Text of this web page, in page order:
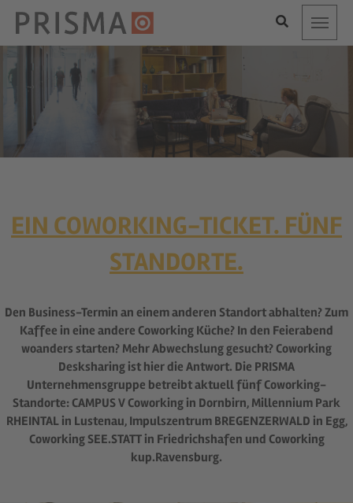
EIN COWORKING-TICKET. FÜNF
STANDORTE.
Den Business-Termin an einem anderen Standort abhalten? Zum
Kaffee in eine andere Coworking Küche? In den Feierabend
woanders starten? Mehr Abwechslung gesucht? Coworking
Desksharing ist hier die Antwort. Die PRISMA
Unternehmensgruppe betreibt aktuell fünf Coworking-
Standorte: CAMPUS V Coworking in Dornbirn, Millennium Park
RHEINTAL in Lustenau, Impulszentrum BREGENZERWALD in Egg,
Coworking SEE.STATT in Friedrichshafen und Coworking
kup.Ravensburg.